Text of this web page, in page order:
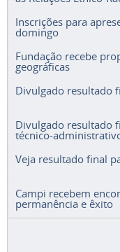
Inscrições para
domingo
Fundação recebe
geográficas
Divulgado resultado
Divulgado resultado
técnico-
Veja resultado final
Campi recebem
permanência e êxito